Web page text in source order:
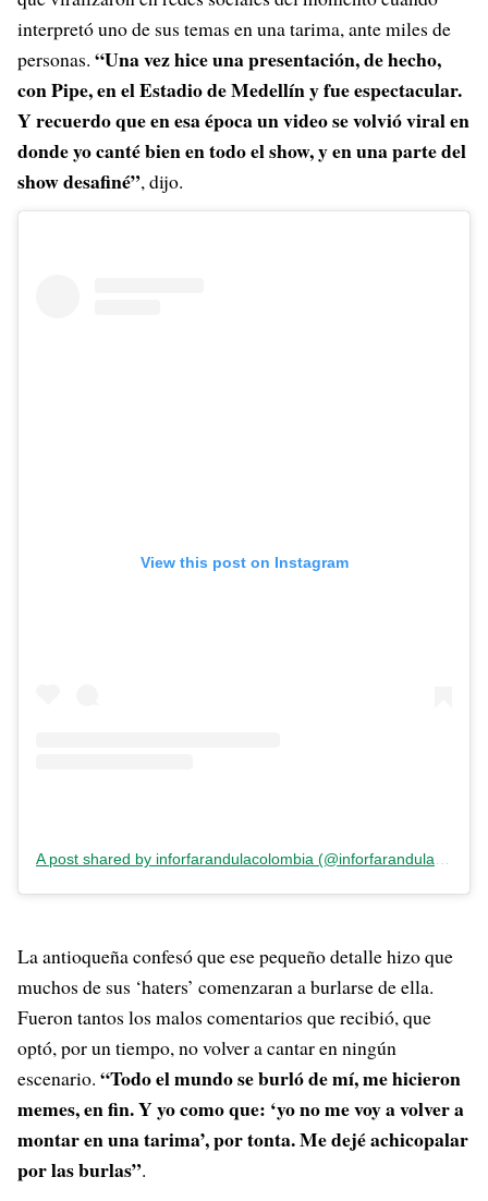
interpretó uno de sus temas en una tarima, ante miles de
personas. “Una vez hice una presentación, de hecho,
con Pipe, en el Estadio de Medellín y fue espectacular.
Y recuerdo que en esa época un video se volvió viral en
donde yo canté bien en todo el show, y en una parte del
show desafiné”, dijo.
View this post on Instagram
A post shared by inforfarandulacolombia (@inforfarandulacolombia)
La antioqueña confesó que ese pequeño detalle hizo que
muchos de sus ‘haters’ comenzaran a burlarse de ella.
Fueron tantos los malos comentarios que recibió, que
optó, por un tiempo, no volver a cantar en ningún
escenario. “Todo el mundo se burló de mí, me hicieron
memes, en fin. Y yo como que: ‘yo no me voy a volver a
montar en una tarima’, por tonta. Me dejé achicopalar
por las burlas”.